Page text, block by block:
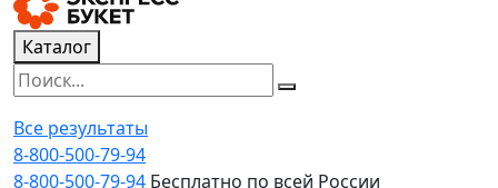
Каталог
Все результаты
8-800-500-79-94
8-800-500-79-94 Бесплатно по всей России